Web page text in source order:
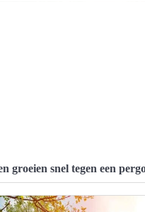
groeien snel tegen een